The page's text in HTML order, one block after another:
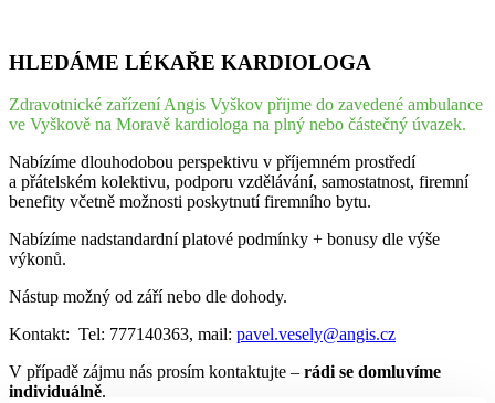
HLEDÁME LÉKAŘE KARDIOLOGA
Zdravotnické zařízení Angis Vyškov přijme do zavedené ambulance
ve Vyškově na Moravě kardiologa na plný nebo částečný úvazek.
Nabízíme dlouhodobou perspektivu v příjemném prostředí
a přátelském kolektivu, podporu vzdělávání, samostatnost, firemní
benefity včetně možnosti poskytnutí firemního bytu.
Nabízíme nadstandardní platové podmínky + bonusy dle výše
výkonů.
Nástup možný od září nebo dle dohody.
Kontakt: Tel: 777140363, mail: pavel.vesely@angis.cz
V případě zájmu nás prosím kontaktujte – rádi se domluvíme
individuálně.